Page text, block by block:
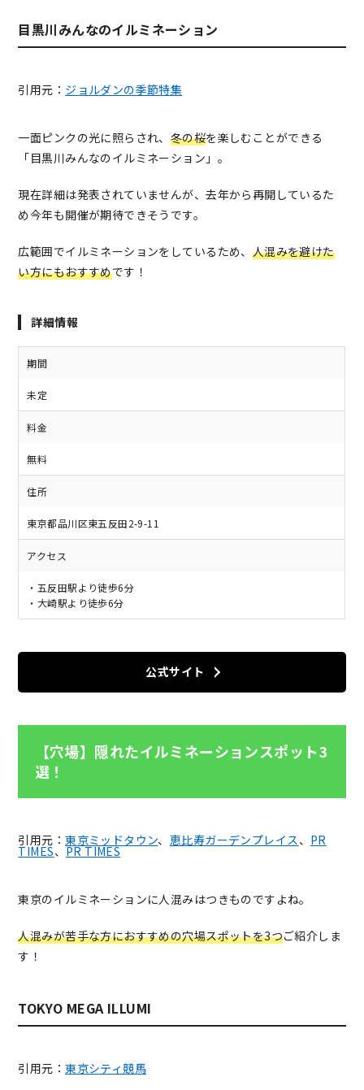
目黒川みんなのイルミネーション
引用元： ジョルダンの季節特集
一面ピンクの光に照らされ、 冬の桜を楽しむことができる
「目黒川みんなのイルミネーション」。
現在詳細は発表されていませんが、去年から再開しているた
め今年も開催が期待できそうです。
広範囲でイルミネーションをしているため、 人混みを避けた
い方にもおすすめです！
詳細情報
期間
未定
料金
無料
住所
東京都品川区東五反田2-9-11
アクセス
・五反田駅より徒歩6分
・大崎駅より徒歩6分
公式サイト
【穴場】隠れたイルミネーションスポット3
選！
引用元：東京ミッドタウン、 恵比寿ガーデンプレイス、 PR
TIMES、PR TIMES
東京のイルミネーションに人混みはつきものですよね。
人混みが苦手な方におすすめの穴場スポットを3つご紹介しま
す！
TOKYO MEGA ILLUMI
引用元：東京シティ競馬